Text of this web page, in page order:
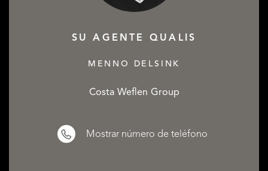
SU AGENTE QUALIS
MENNO DELSINK
Costa Weflen Group
Mostrar número de teléfono